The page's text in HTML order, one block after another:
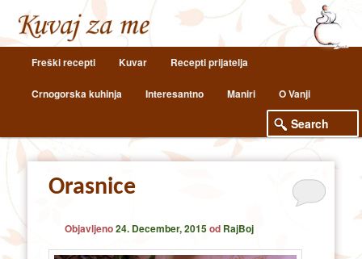
Skip
to
primary
Skip
to
secondary
Freški recepti Kuvar Recepti prijatelja
Crnogorska kuhinja Interesantno Maniri O Vanji
Orasnice
Objavljeno24. December, 2015od RajBoj